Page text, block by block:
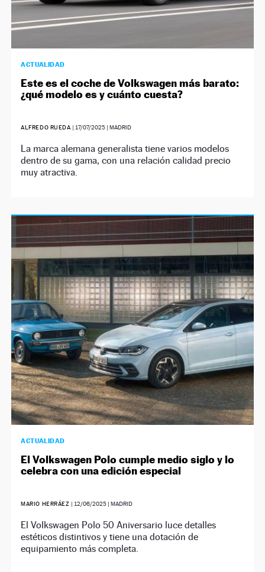
ACTUALIDAD
Este es el coche de Volkswagen más barato:
¿qué modelo es y cuánto cuesta?
ALFREDO RUEDA | 17/07/2025| MADRID
La marca alemana generalista tiene varios modelos
dentro de su gama, con una relación calidad precio
muy atractiva.
ACTUALIDAD
El Volkswagen Polo cumple medio siglo y lo
celebra con una edición especial
MARIO HERRÁEZ | 12/06/2025| MADRID
El Volkswagen Polo 50 Aniversario luce detalles
estéticos distintivos y tiene una dotación de
equipamiento más completa.